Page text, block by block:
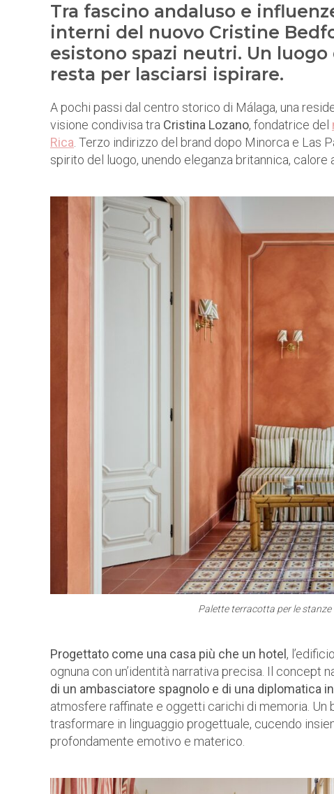
Tra fascino andaluso e
interni del nuovo Cristine
esistono spazi neutri. Un
resta per lasciarsi ispirare.
A pochi passi dal centro storico di Málaga, una
visione condivisa tra Cristina Lozano, fondatrice del
Rica. Terzo indirizzo del brand dopo Minorca e Las
spirito del luogo, unendo eleganza britannica, calore
Palette terracotta per le stanze
Progettato come una casa più che un hotel,
ognuna con un’identità narrativa precisa. Il concept
di un ambasciatore spagnolo e di una diplomatica
atmosfere raffinate e oggetti carichi di memoria. Un
trasformare in linguaggio progettuale, cucendo
profondamente emotivo e materico.